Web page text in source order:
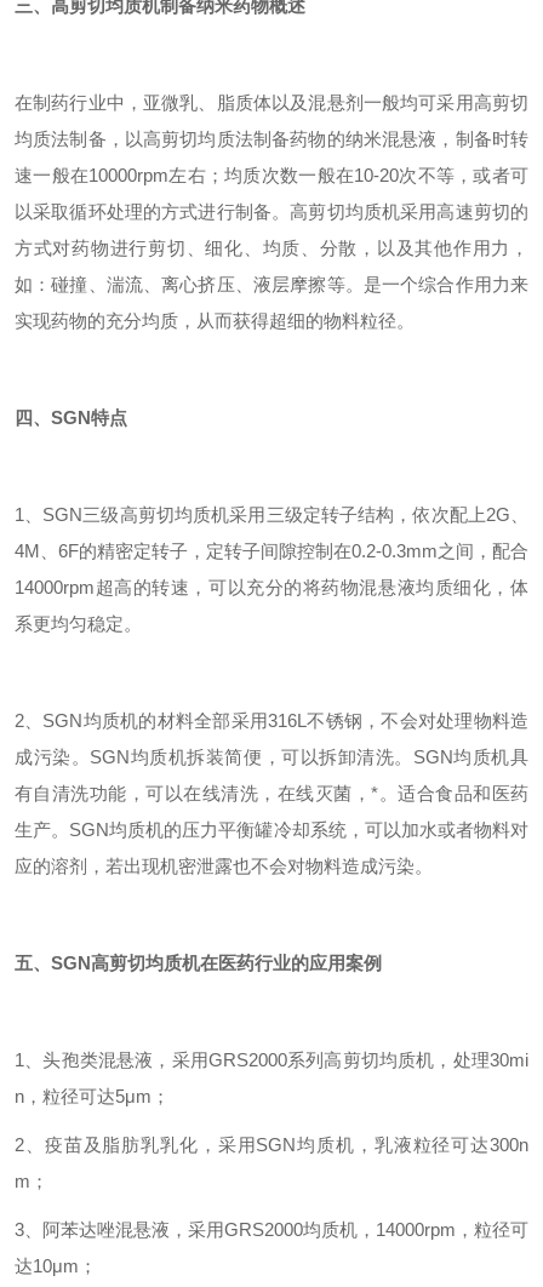
三、高剪切均质机制备纳米药物概述
在制药行业中，亚微乳、脂质体以及混悬剂一般均可采用高剪切
均质法制备，以高剪切均质法制备药物的纳米混悬液，制备时转
速一般在10000rpm左右；均质次数一般在10-20次不等，或者可
以采取循环处理的方式进行制备。高剪切均质机采用高速剪切的
方式对药物进行剪切、细化、均质、分散，以及其他作用力，
如：碰撞、湍流、离心挤压、液层摩擦等。是一个综合作用力来
实现药物的充分均质，从而获得超细的物料粒径。
四、SGN特点
1、SGN三级高剪切均质机采用三级定转子结构，依次配上2G、
4M、6F的精密定转子，定转子间隙控制在0.2-0.3mm之间，配合
14000rpm超高的转速，可以充分的将药物混悬液均质细化，体
系更均匀稳定。
2、SGN均质机的材料全部采用316L不锈钢，不会对处理物料造
成污染。SGN均质机拆装简便，可以拆卸清洗。SGN均质机具
有自清洗功能，可以在线清洗，在线灭菌，*。适合食品和医药
生产。SGN均质机的压力平衡罐冷却系统，可以加水或者物料对
应的溶剂，若出现机密泄露也不会对物料造成污染。
五、SGN高剪切均质机在医药行业的应用案例
1、头孢类混悬液，采用GRS2000系列高剪切均质机，处理30mi
n，粒径可达5μm；
2、疫苗及脂肪乳乳化，采用SGN均质机，乳液粒径可达300n
m；
3、阿苯达唑混悬液，采用GRS2000均质机，14000rpm，粒径可
达10μm；